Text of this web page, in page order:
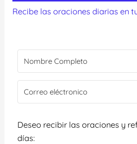
Recibe las oraciones diarias en
Deseo recibir las oraciones y
días: